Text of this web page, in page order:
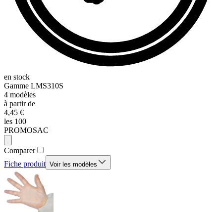
en stock
Gamme LMS310S
4 modèles
à partir de
4,45 €
les 100
PROMOSAC
Comparer
Fiche produit Voir les modèles